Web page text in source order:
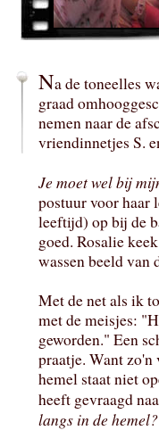
Na de toneelles
graad
nemen naar de
vriendinnetjes S.
Je moet wel bij
postuur voor haar
leeftijd) op bij de
goed. Rosalie
wassen beeld van
Met de net als ik
met de meisjes:
geworden." Een
praatje. Want zo'n
hemel staat niet
heeft gevraagd
langs in de hemel?